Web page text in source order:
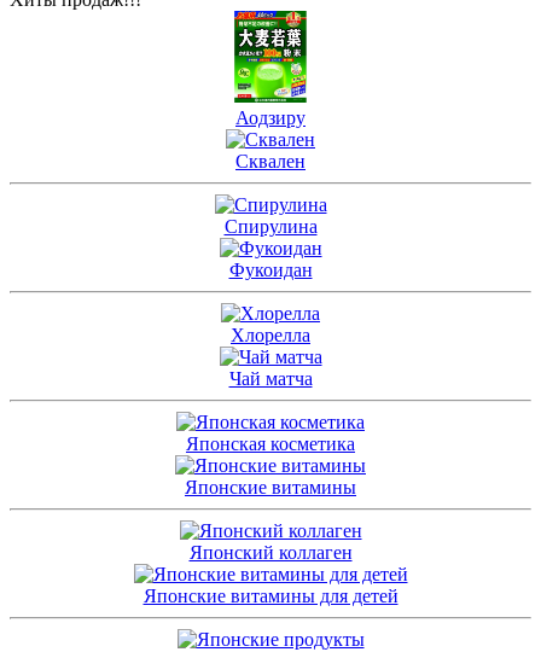
Аодзиру
Сквален
Спирулина
Фукоидан
Хлорелла
Чай матча
Японская косметика
Японские витамины
Японский коллаген
Японские витамины для детей